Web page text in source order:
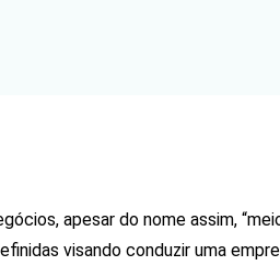
apesar do nome assim,
visando conduzir uma